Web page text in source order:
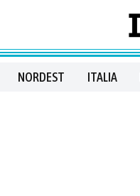
NORDEST ITALIA